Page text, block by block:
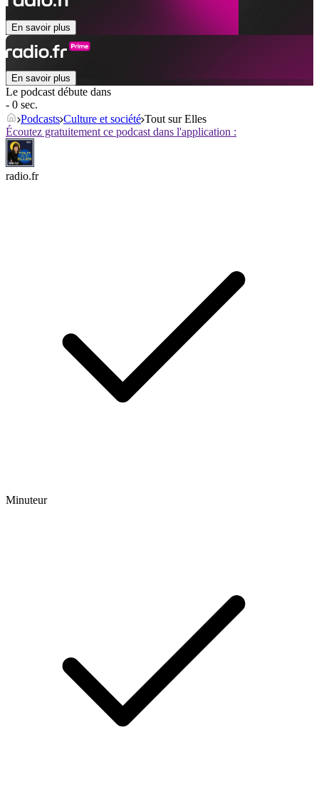
En savoir plus
En savoir plus
Le podcast débute dans
- 0 sec.
Podcasts Culture et société Tout sur Elles
Écoutez gratuitement ce podcast dans l'application :
radio.fr
Minuteur